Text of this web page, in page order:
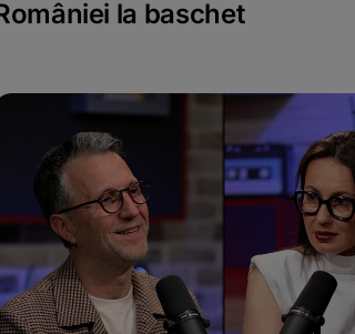
la baschet